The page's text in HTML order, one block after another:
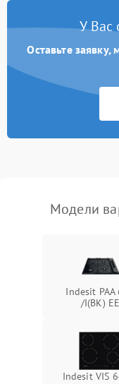
У Вас
Оставьте
Модели
Indesit PAA
/I(BK) EE
Indesit VIS